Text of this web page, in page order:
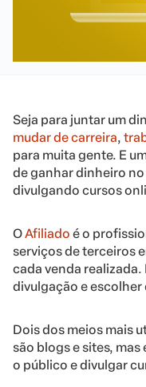
Seja para juntar um
mudar de carreira,
para muita gente. E
de ganhar dinheiro
divulgando cursos
OAfiliado é o
serviços de terceiros
cada venda realizada.
divulgação e escolher
Dois dos meios mais
são blogs e sites,
o público e divulgar